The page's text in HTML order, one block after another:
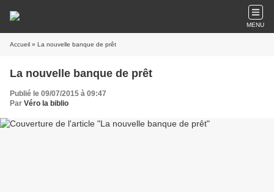
MENU
Accueil » La nouvelle banque de prêt
La nouvelle banque de prêt
Publié le 09/07/2015 à 09:47
Par Véro la biblio